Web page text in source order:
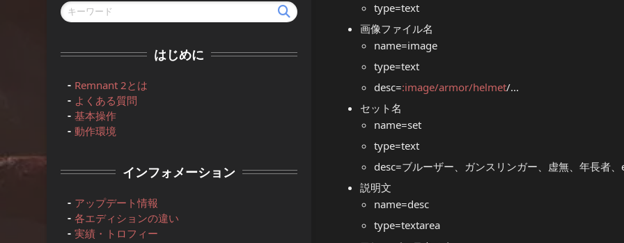
type=text
画像ファイル名
name=image
type=text
desc=:image/armor/helmet/...
セット名
name=set
type=text
desc=ブルーザー、ガンスリンガー、虚無、年長者、
説明文
name=desc
type=textarea
はじめに
Remnant 2とは
よくある質問
基本操作
動作環境
インフォメーション
アップデート情報
各エディションの違い
実績・トロフィー